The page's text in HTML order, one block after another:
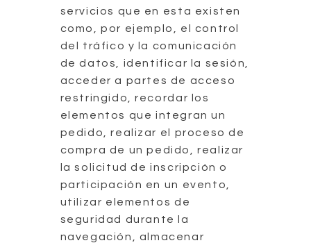
servicios que en esta existen
como, por ejemplo, el control
del tráfico y la comunicación
de datos, identificar la sesión,
acceder a partes de acceso
restringido, recordar los
elementos que integran un
pedido, realizar el proceso de
compra de un pedido, realizar
la solicitud de inscripción o
participación en un evento,
utilizar elementos de
seguridad durante la
navegación, almacenar